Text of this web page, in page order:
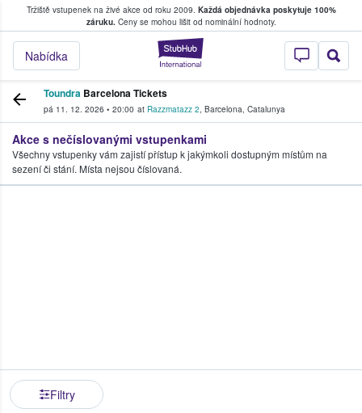
Tržiště vstupenek na živé akce od roku 2009. Každá objednávka poskytuje 100%
záruku.Ceny se mohou lišit od nominální hodnoty.
StubHub –
Nabídka
kde fanoušci kupují a prodávají vstupenky
Toundra Barcelona Tickets
pá 11. 12. 2026 • 20:00 at Razzmatazz 2, Barcelona, Catalunya
Akce s nečíslovanými vstupenkami
Všechny vstupenky vám zajistí přístup k jakýmkoli dostupným místům na
sezení či stání. Místa nejsou číslovaná.
Filtry